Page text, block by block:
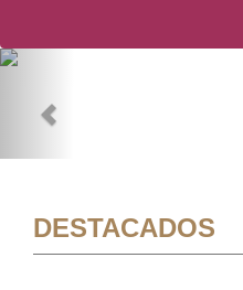
DESTACADOS